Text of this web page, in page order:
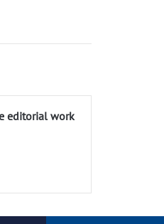
editorial work